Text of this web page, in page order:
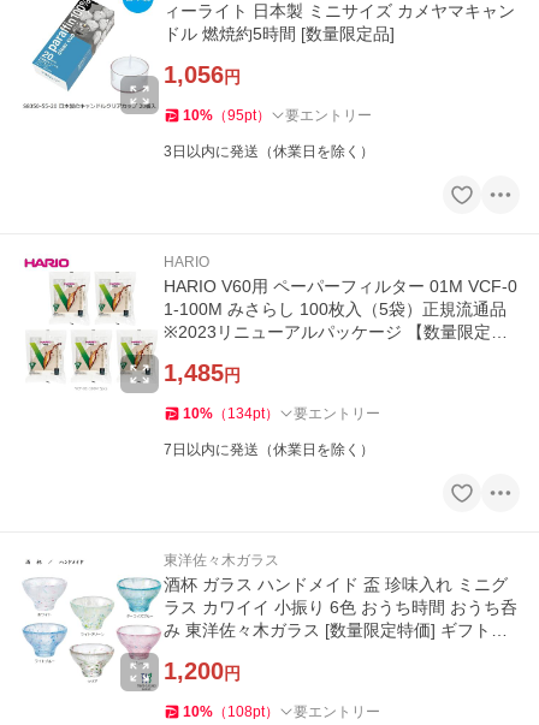
ィーライト 日本製 ミニサイズ カメヤマキャン
ドル 燃焼約5時間 [数量限定品]
1,056円
10% （95pt） 要エントリー
3日以内に発送（休業日を除く）
HARIO
HARIO V60用 ペーパーフィルター 01M VCF-0
1-100M みさらし 100枚入（5袋）正規流通品
※2023リニューアルパッケージ 【数量限定特
1,485円
10% （ 134pt） 要エントリー
7日以内に発送（休業日を除く）
東洋佐々木ガラス
酒杯 ガラス ハンドメイド 盃 珍味入れ ミニグ
ラス カワイイ 小振り 6色 おうち時間 おうち呑
み 東洋佐々木ガラス [数量限定特価] ギフト包
1,200円
10% （ 108pt） 要エントリー